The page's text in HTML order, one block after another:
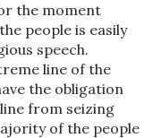
the moment
people is easily
speech.
line of the
the obligation
from seizing
of the people